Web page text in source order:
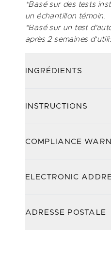
*Basé sur des tests
un échantillon témoin.
*Basé sur un test
après 2 semaines
INGRÉDIENTS
INSTRUCTIONS
COMPLIANCE
ELECTRONIC
ADRESSE POSTALE